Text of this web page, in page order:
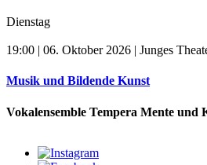
Dienstag
19:00 | 06. Oktober 2026 | Junges
Musik und Bildende Kunst
Vokalensemble Tempera Mente und